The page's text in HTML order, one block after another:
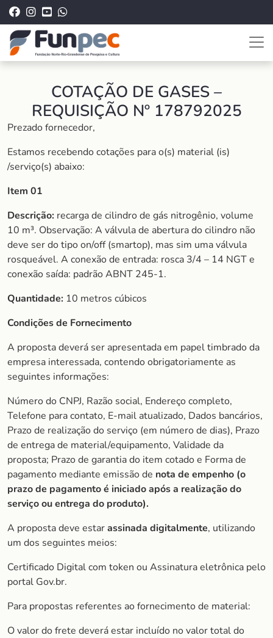
COTAÇÃO DE GASES –
REQUISIÇÃO Nº 178792025
Prezado fornecedor,
Estamos recebendo cotações para o(s) material (is)
/serviço(s) abaixo:
Item 01
Descrição: recarga de cilindro de gás nitrogênio, volume
10 m³. Observação: A válvula de abertura do cilindro não
deve ser do tipo on/off (smartop), mas sim uma válvula
rosqueável. A conexão de entrada: rosca 3/4 – 14 NGT e
conexão saída: padrão ABNT 245-1.
Quantidade: 10 metros cúbicos
Condições de Fornecimento
A proposta deverá ser apresentada em papel timbrado da
empresa interessada, contendo obrigatoriamente as
seguintes informações:
Número do CNPJ, Razão social, Endereço completo,
Telefone para contato, E-mail atualizado, Dados bancários,
Prazo de realização do serviço (em número de dias), Prazo
de entrega de material/equipamento, Validade da
proposta; Prazo de garantia do item cotado e Forma de
pagamento mediante emissão de nota de empenho (o
prazo de pagamento é iniciado após a realização do
serviço ou entrega do produto).
A proposta deve estarassinada digitalmente, utilizando
um dos seguintes meios:
Certificado Digital com token ou Assinatura eletrônica pelo
portal Gov.br.
Para propostas referentes ao fornecimento de material:
O valor do frete deverá estar incluído no valor total do